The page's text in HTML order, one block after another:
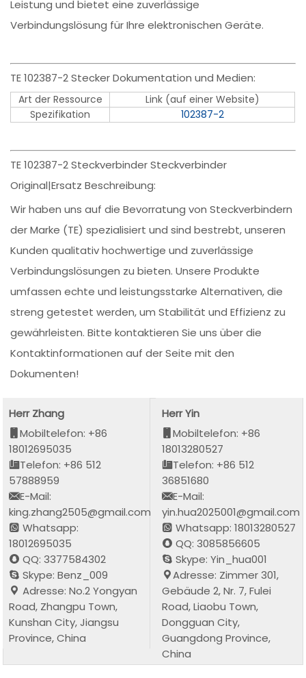
Leistung und bietet eine zuverlässige
Verbindungslösung für Ihre elektronischen Geräte.
TE 102387-2 Stecker Dokumentation und Medien:
Art der Ressource
Link (auf einer Website)
Spezifikation
102387-2
TE 102387-2 Steckverbinder Steckverbinder
Original|Ersatz Beschreibung:
Wir haben uns auf die Bevorratung von Steckverbindern
der Marke (TE) spezialisiert und sind bestrebt, unseren
Kunden qualitativ hochwertige und zuverlässige
Verbindungslösungen zu bieten. Unsere Produkte
umfassen echte und leistungsstarke Alternativen, die
streng getestet werden, um Stabilität und Effizienz zu
gewährleisten. Bitte kontaktieren Sie uns über die
Kontaktinformationen auf der Seite mit den
Dokumenten!
Herr Zhang
Mobiltelefon: +86
18012695035
Telefon: +86 512
57888959
E-Mail:
king.zhang2505@gmail.com
Whatsapp:
18012695035
QQ: 3377584302
Skype: Benz_009
Adresse: No.2 Yongyan
Road, Zhangpu Town,
Kunshan City, Jiangsu
Province, China
Herr Yin
Mobiltelefon: +86
18013280527
Telefon: +86 512
36851680
E-Mail:
yin.hua2025001@gmail.com
Whatsapp: 18013280527
QQ: 3085856605
Skype: Yin_hua001
Adresse: Zimmer 301,
Gebäude 2, Nr. 7, Fulei
Road, Liaobu Town,
Dongguan City,
Guangdong Province,
China